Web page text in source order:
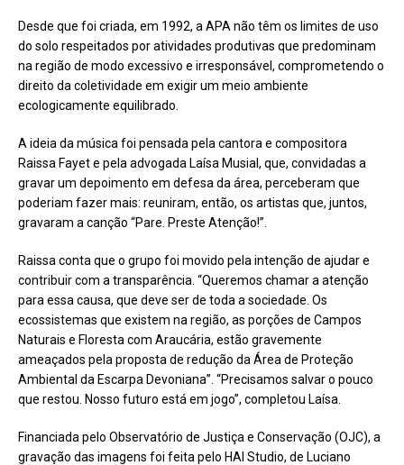
Desde que foi criada, em 1992, a APA não têm os limites de uso
do solo respeitados por atividades produtivas que predominam
na região de modo excessivo e irresponsável, comprometendo o
direito da coletividade em exigir um meio ambiente
ecologicamente equilibrado.
A ideia da música foi pensada pela cantora e compositora
Raissa Fayet e pela advogada Laísa Musial, que, convidadas a
gravar um depoimento em defesa da área, perceberam que
poderiam fazer mais: reuniram, então, os artistas que, juntos,
gravaram a canção “Pare. Preste Atenção!”.
Raissa conta que o grupo foi movido pela intenção de ajudar e
contribuir com a transparência. “Queremos chamar a atenção
para essa causa, que deve ser de toda a sociedade. Os
ecossistemas que existem na região, as porções de Campos
Naturais e Floresta com Araucária, estão gravemente
ameaçados pela proposta de redução da Área de Proteção
Ambiental da Escarpa Devoniana”. “Precisamos salvar o pouco
que restou. Nosso futuro está em jogo”, completou Laísa.
Financiada pelo Observatório de Justiça e Conservação (OJC), a
gravação das imagens foi feita pelo HAI Studio, de Luciano